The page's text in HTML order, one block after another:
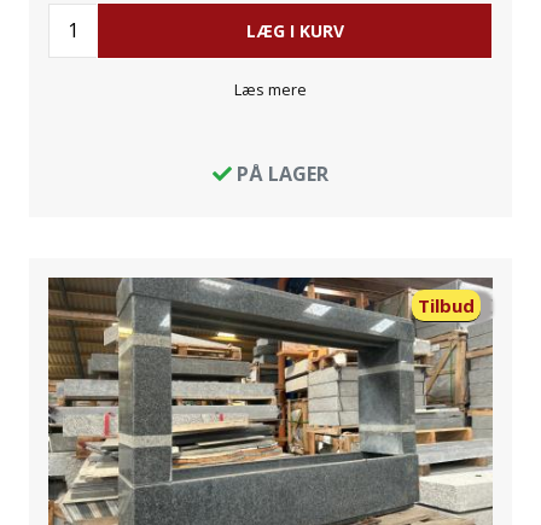
Læs mere
LÆG I KURV
PÅ LAGER
Tilbud